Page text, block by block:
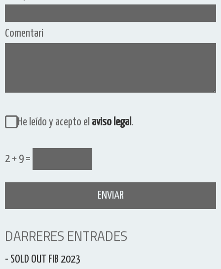
Comentari
He leído y acepto el aviso legal .
2 + 9 =
DARRERES ENTRADES
- SOLD OUT FIB 2023